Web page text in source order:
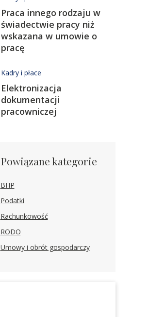
Praca innego rodzaju w
świadectwie pracy niż
wskazana w umowie o
pracę
Kadry i płace
Elektronizacja
dokumentacji
pracowniczej
Powiązane kategorie
BHP
Podatki
Rachunkowość
RODO
Umowy i obrót gospodarczy